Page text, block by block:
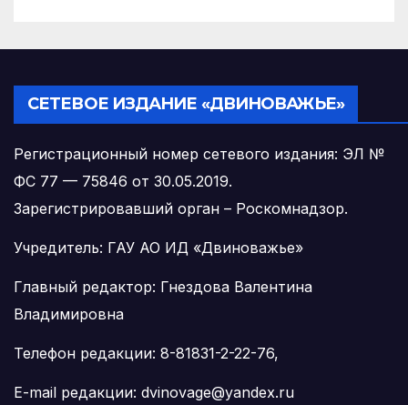
СЕТЕВОЕ ИЗДАНИЕ «ДВИНОВАЖЬЕ»
Регистрационный номер сетевого издания: ЭЛ №
ФС 77 — 75846 от 30.05.2019.
Зарегистрировавший орган – Роскомнадзор.
Учредитель: ГАУ АО ИД «Двиноважье»
Главный редактор: Гнездова Валентина
Владимировна
Телефон редакции: 8-81831-2-22-76,
E-mail редакции: dvinovage@yandex.ru